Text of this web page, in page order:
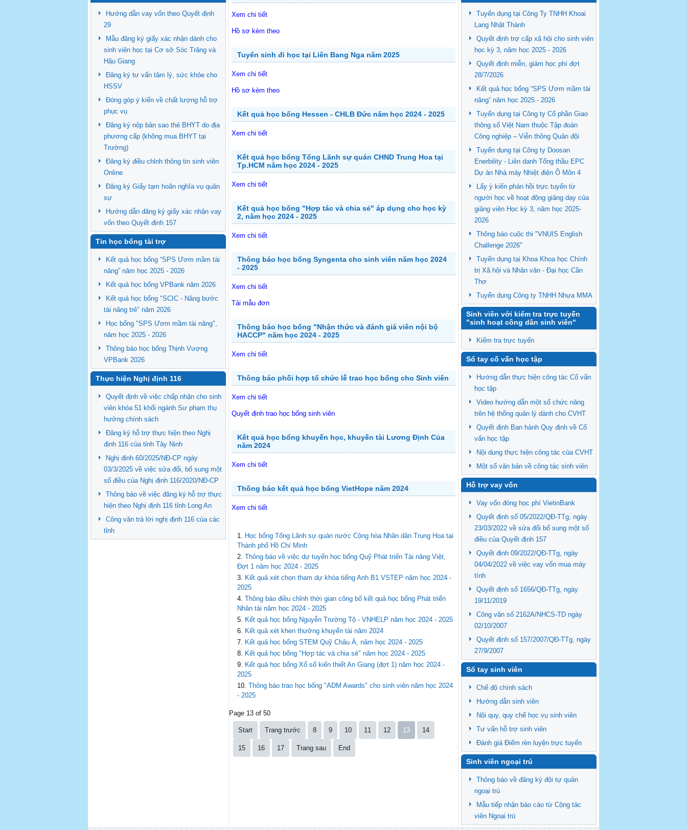
Hướng dẫn vay vốn theo Quyết định
29
Mẫu đăng ký giấy xác nhận dành cho
sinh viên học tại Cơ sở Sóc Trăng và
Hậu Giang
Đăng ký tư vấn tâm lý, sức khỏe cho
HSSV
Đóng góp ý kiến về chất lượng hỗ trợ
phục vụ
Đăng ký nộp bản sao thẻ BHYT do địa
phương cấp (không mua BHYT tại
Trường)
Đăng ký điều chỉnh thông tin sinh viên
Online
Đăng ký Giấy tạm hoãn nghĩa vụ quân
sự
Hướng dẫn đăng ký giấy xác nhận vay
vốn theo Quyết định 157
Tin học bổng tài trợ
Kết quả học bổng “SPS Ươm mầm tài
năng” năm học 2025 - 2026
Kết quả học bổng VPBank năm 2026
Kết quả học bổng "SCIC - Nâng bước
tài năng trẻ" năm 2026
Học bổng "SPS Ươm mầm tài năng",
năm học 2025 - 2026
Thông báo học bổng Thịnh Vượng
VPBank 2026
Thực hiện Nghị định 116
Quyết định về việc chấp nhận cho sinh
viên khóa 51 khối ngành Sư phạm thụ
hưởng chính sách
Đăng ký hỗ trợ thực hiện theo Nghị
định 116 của tỉnh Tây Ninh
Nghị định 60/2025/NĐ-CP ngày
03/3/2025 về việc sửa đổi, bổ sung một
số điều của Nghị định 116/2020/NĐ-CP
Thông báo về việc đăng ký hỗ trợ thực
hiện theo Nghị định 116 tỉnh Long An
Công văn trả lời nghị định 116 của các
tỉnh
Xem chi tiết
Hồ sơ kèm theo
Tuyển sinh đi học tại Liên Bang Nga năm 2025
Xem chi tiết
Hồ sơ kèm theo
Kết quả học bổng Hessen - CHLB Đức năm học 2024 - 2025
Xem chi tiết
Kết quả học bổng Tổng Lãnh sự quán CHND Trung Hoa tại
Tp.HCM năm học 2024 - 2025
Xem chi tiết
Kết quả học bổng "Hợp tác và chia sẻ" áp dụng cho học kỳ
2, năm học 2024 - 2025
Xem chi tiết
Thông báo học bổng Syngenta cho sinh viên năm học 2024
- 2025
Xem chi tiết
Tải mẫu đơn
Thông báo học bổng "Nhận thức và đánh giá viên nội bộ
HACCP" năm học 2024 - 2025
Xem chi tiết
Thông báo phối hợp tổ chức lễ trao học bổng cho Sinh viên
Xem chi tiết
Quyết định trao học bổng sinh viên
Kết quả học bổng khuyến học, khuyến tài Lương Định Của
năm 2024
Xem chi tiết
Thông báo kết quả học bổng VietHope năm 2024
Xem chi tiết
Học bổng Tổng Lãnh sự quán nước Cộng hòa Nhân dân Trung Hoa tại
Thành phố Hồ Chí Minh
Thông báo về việc dự tuyển học bổng Quỹ Phát triển Tài năng Việt,
Đợt 1 năm học 2024 - 2025
Kết quả xét chọn tham dự khóa tiếng Anh B1 VSTEP năm học 2024 -
2025
Thông báo điều chỉnh thời gian công bố kết quả học bổng Phát triển
Nhân tài năm học 2024 - 2025
Kết quả học bổng Nguyễn Trường Tộ - VNHELP năm học 2024 - 2025
Kết quả xét khen thưởng khuyến tài năm 2024
Kết quả học bổng STEM Quỹ Châu Á, năm học 2024 - 2025
Kết quả học bổng "Hợp tác và chia sẻ" năm học 2024 - 2025
Kết quả học bổng Xổ số kiến thiết An Giang (đợt 1) năm học 2024 -
2025
Thông báo trao học bổng "ADM Awards" cho sinh viên năm học 2024
- 2025
Page 13 of 50
Start Trang trước 8 9 10 11 12 13 14
15 16 17 Trang sau End
Tuyển dụng tại Công Ty TNHH Khoai
Lang Nhật Thành
Quyết định trợ cấp xã hội cho sinh viên
học kỳ 3, năm học 2025 - 2026
Quyết định miễn, giảm học phí đợt
28/7/2026
Kết quả học bổng “SPS Ươm mầm tài
năng” năm học 2025 - 2026
Tuyển dụng tại Công ty Cổ phần Giao
thông số Việt Nam thuộc Tập đoàn
Công nghiệp – Viễn thông Quân đội
Tuyển dụng tại Công ty Doosan
Enerbility - Liên danh Tổng thầu EPC
Dự án Nhà máy Nhiệt điện Ô Môn 4
Lấy ý kiến phản hồi trực tuyến từ
người học về hoạt động giảng dạy của
giảng viên Học kỳ 3, năm học 2025-
2026
Thông báo cuộc thi "VNUIS English
Challenge 2026"
Tuyển dụng tại Khoa Khoa học Chính
trị Xã hội và Nhân văn - Đại học Cần
Thơ
Tuyển dụng Công ty TNHH Nhựa MMA
Sinh viên với kiểm tra trực tuyến
"sinh hoạt công dân sinh viên"
Kiểm tra trực tuyến
Sổ tay cố vấn học tập
Hướng dẫn thực hiện công tác Cố vấn
học tập
Video hướng dẫn một số chức năng
trên hệ thống quản lý dành cho CVHT
Quyết định Ban hành Quy định về Cố
vấn học tập
Nội dung thực hiện công tác của CVHT
Một số văn bản về công tác sinh viên
Hỗ trợ vay vốn
Vay vốn đóng học phí VietinBank
Quyết định số 05/2022/QĐ-TTg, ngày
23/03/2022 về sửa đổi bổ sung một số
điều của Quyết định 157
Quyết định 09/2022/QĐ-TTg, ngày
04/04/2022 về việc vay vốn mua máy
tính
Quyết định số 1656/QĐ-TTg, ngày
19/11/2019
Công văn số 2162A/NHCS-TD ngày
02/10/2007
Quyết định số 157/2007/QĐ-TTg, ngày
27/9/2007
Sổ tay sinh viên
Chế độ chính sách
Hướng dẫn sinh viên
Nội quy, quy chế học vụ sinh viên
Tư vấn hỗ trợ sinh viên
Đánh giá Điểm rèn luyện trực tuyến
Sinh viên ngoại trú
Thông báo về đăng ký đội tự quản
ngoại trú
Mẫu tiếp nhận báo cáo từ Cộng tác
viên Ngoại trú